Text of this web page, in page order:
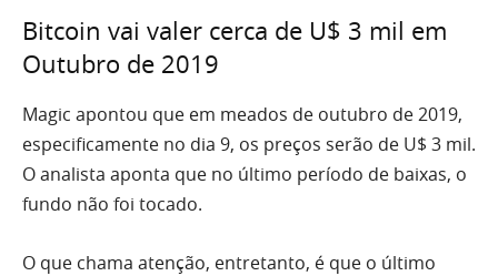
Bitcoin vai valer cerca de U$ 3 mil em
Outubro de 2019
Magic apontou que em meados de outubro de 2019,
especificamente no dia 9, os preços serão de U$ 3 mil.
O analista aponta que no último período de baixas, o
fundo não foi tocado.
O que chama atenção, entretanto, é que o último